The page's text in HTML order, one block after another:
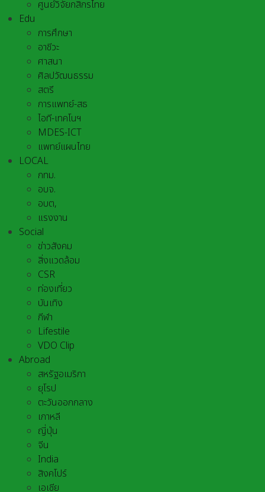
ศูนย์วิจัยกสิกรไทย
Edu
การศึกษา
อาชีวะ
ศาสนา
ศิลปวัฒนธรรม
สตรี
การแพทย์-สธ
ไอที-เทคโนฯ
MDES-ICT
แพทย์แผนไทย
LOCAL
กทม.
อบจ.
อบต,
แรงงาน
Social
ข่าวสังคม
สิ่งแวดล้อม
CSR
ท่องเที่ยว
บันเทิง
กีฬา
Lifestile
VDO Clip
Abroad
สหรัฐอเมริกา
ยุโรป
ตะวันออกกลาง
เกาหลี
ญี่ปุ่น
จีน
India
สิงคโปร์
เอเชีย